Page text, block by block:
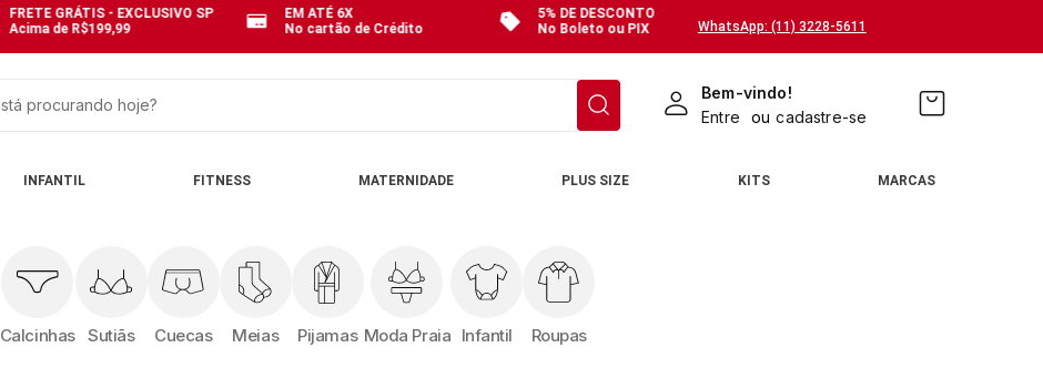
FRETE GRÁTIS - EXCLUSIVO SP
Acima de R$199,99
EM ATÉ 6X
No cartão de Crédito
5% DE DESCONTO
No Boleto ou PIX
WhatsApp: (11) 3228-5611
Bem-vindo!
Entre
ou cadastre-se
INFANTIL FITNESS MATERNIDADE PLUS SIZE KITS MARCAS
Calcinhas Sutiãs Cuecas Meias Pijamas Moda Praia Infantil Roupas